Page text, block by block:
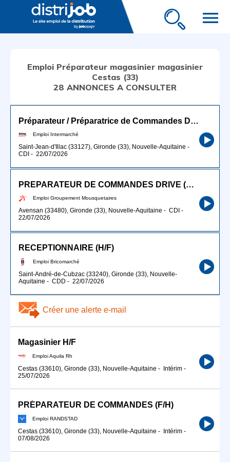
menu
Emploi Préparateur magasinier magasinier
Cestas (33)
28 ANNONCES A CONSULTER
Préparateur / Préparatrice de Commandes Drive H/F
Emploi Intermarché
Saint-Jean-d'Illac (33127), Gironde (33), Nouvelle-Aquitaine -
CDI - 22/07/2026
PREPARATEUR DE COMMANDES DRIVE (H/F)
Emploi Groupement Mousquetaires
Avensan (33480), Gironde (33), Nouvelle-Aquitaine - CDI -
22/07/2026
RECEPTIONNAIRE (H/F)
Emploi Bricomarché
Saint-André-de-Cubzac (33240), Gironde (33), Nouvelle-
Aquitaine - CDD - 22/07/2026
Créer une alerte e-mail
Magasinier H/F
Emploi Aquila Rh
Cestas (33610), Gironde (33), Nouvelle-Aquitaine - Intérim -
25/07/2026
PRÉPARATEUR DE COMMANDES (F/H)
Emploi RANDSTAD
Cestas (33610), Gironde (33), Nouvelle-Aquitaine - Intérim -
07/08/2026